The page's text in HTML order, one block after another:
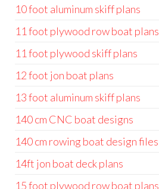
10 foot aluminum skiff plans
11 foot plywood row boat plans
11 foot plywood skiff plans
12 foot jon boat plans
13 foot aluminum skiff plans
140 cm CNC boat designs
140 cm rowing boat design files
14ft jon boat deck plans
15 foot plywood row boat plans